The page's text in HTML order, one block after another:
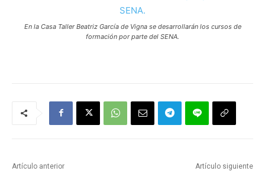
En la Casa Taller Beatriz García de Vigna se desarrollarán los cursos de
formación por parte del SENA.
Artículo anterior Artículo siguiente